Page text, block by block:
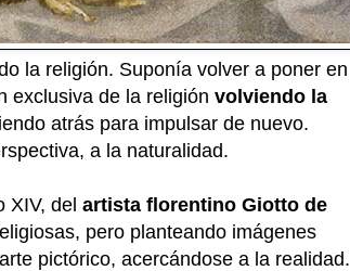
la religión. Suponía volver a poner en
exclusiva de la religión volviendo la
atrás para impulsar de nuevo.
a la naturalidad.
XIV, del artista florentino Giotto de
pero planteando imágenes
pictórico, acercándose a la realidad.